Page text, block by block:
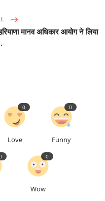
मानव अधिकार आयोग ने लिया
Love
0
Funny
0
Wow
0